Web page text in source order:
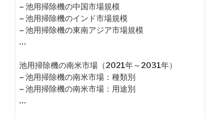
– 池用掃除機の中国市場規模
– 池用掃除機のインド市場規模
– 池用掃除機の東南アジア市場規模
…
池用掃除機の南米市場（2021年～2031年）
– 池用掃除機の南米市場：種類別
– 池用掃除機の南米市場：用途別
…